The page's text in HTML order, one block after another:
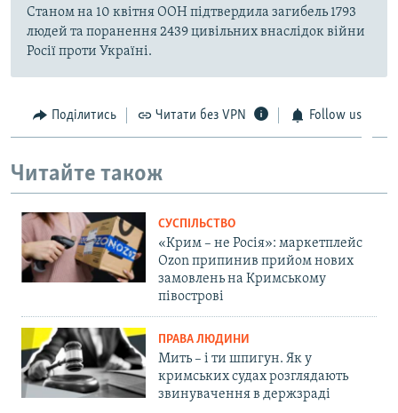
Станом на 10 квітня ООН підтвердила загибель 1793
людей та поранення 2439 цивільних внаслідок війни
Росії проти Україні.
Поділитись Читати без VPN Follow us
Читайте також
СУСПІЛЬСТВО
«Крим – не Росія»: маркетплейс
Ozon припинив прийом нових
замовлень на Кримському
півострові
ПРАВА ЛЮДИНИ
Мить – і ти шпигун. Як у
кримських судах розглядають
звинувачення в держзраді